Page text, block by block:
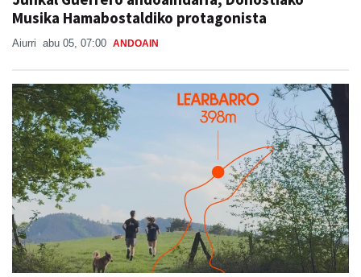
Musika Hamabostaldiko protagonista
Aiurri abu 05, 07:00 ANDOAIN